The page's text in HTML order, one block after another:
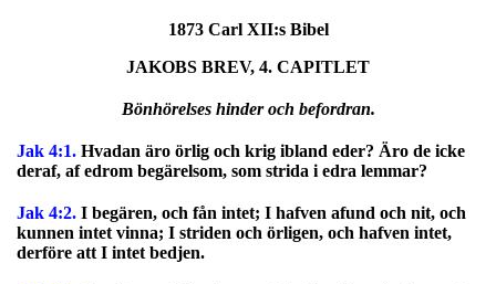
1873 Carl XII:s Bibel
JAKOBS BREV, 4. CAPITLET
Bönhörelses hinder och befordran.
Jak 4:1. Hvadan äro örlig och krig ibland eder? Äro de icke
deraf, af edrom begärelsom, som strida i edra lemmar?
Jak 4:2. I begären, och fån intet; I hafven afund och nit, och
kunnen intet vinna; I striden och örligen, och hafven intet,
derföre att I intet bedjen.